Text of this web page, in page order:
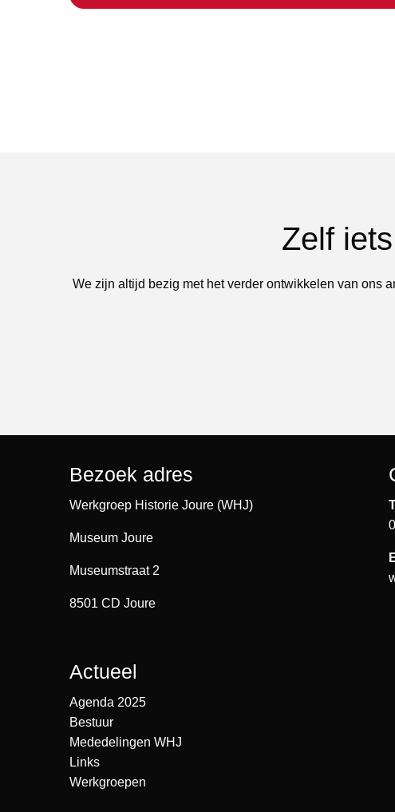
Zelf
We zijn altijd bezig met het verder ontwikkelen van ons
Bezoek adres
Werkgroep Historie Joure (WHJ)
Museum Joure
Museumstraat 2
8501 CD Joure
Actueel
Agenda 2025
Bestuur
Mededelingen WHJ
Links
Werkgroepen